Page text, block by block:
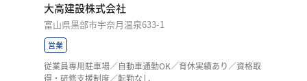
大高建設株式会社
富山県黒部市宇奈月温泉633-1
営業
従業員専用駐車場／自動車通勤OK／育休実績あり／資格取
得・研修支援制度／転勤なし